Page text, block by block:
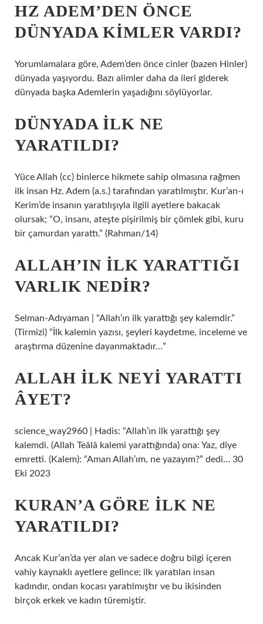
HZ ADEM’DEN ÖNCE
DÜNYADA KIMLER VARDI?
Yorumlamalara göre, Adem’den önce cinler (bazen Hinler)
dünyada yaşıyordu. Bazı alimler daha da ileri giderek
dünyada başka Ademlerin yaşadığını söylüyorlar.
DÜNYADA ILK NE
YARATILDI?
Yüce Allah (cc) binlerce hikmete sahip olmasına rağmen
ilk insan Hz. Adem (a.s.) tarafından yaratılmıştır. Kur’an-ı
Kerim’de insanın yaratılışıyla ilgili ayetlere bakacak
olursak; “O, insanı, ateşte pişirilmiş bir çömlek gibi, kuru
bir çamurdan yarattı.” (Rahman/14)
ALLAH’IN ILK YARATTIĞI
VARLIK NEDIR?
Selman-Adıyaman | “Allah’ın ilk yarattığı şey kalemdir.”
(Tirmizi) “İlk kalemin yazısı, şeyleri kaydetme, inceleme ve
araştırma düzenine dayanmaktadır…”
ALLAH ILK NEYI YARATTI
ÂYET?
science_way2960 | Hadis: “Allah’ın ilk yarattığı şey
kalemdi. (Allah Teâlâ kalemi yarattığında) ona: Yaz, diye
emretti. (Kalem): “Aman Allah’ım, ne yazayım?” dedi… 30
Eki 2023
KURAN’A GÖRE ILK NE
YARATILDI?
Ancak Kur’an’da yer alan ve sadece doğru bilgi içeren
vahiy kaynaklı ayetlere gelince; ilk yaratılan insan
kadındır, ondan kocası yaratılmıştır ve bu ikisinden
birçok erkek ve kadın türemiştir.